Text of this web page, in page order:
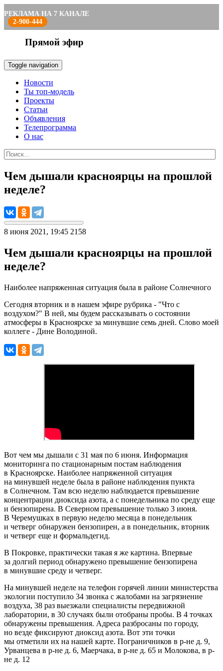
РЕКЛАМА НА 7 КАНАЛЕ
2-900-444
Прямой эфир
Toggle navigation
Новости
Ты топ-модель
Проекты
Статьи
Объявления
Телепрограмма
О нас
Чем дышали красноярцы на прошлой
неделе?
8 июня 2021, 19:45 2158
Чем дышали красноярцы на прошлой
неделе?
Наиболее напряженная ситуация была в районе Солнечного
Сегодня вторник и в нашем эфире рубрика - "Что с
воздухом?" В ней, мы будем рассказывать о состоянии
атмосферы в Красноярске за минувшие семь дней. Слово моей
коллеге - Дине Володиной.
Вот чем мы дышали с 31 мая по 6 июня. Информация
мониторинга по стационарным постам наблюдения
в Красноярске. Наиболее напряженной ситуация
на минувшей неделе была в районе наблюдения пункта
в Солнечном. Там всю неделю наблюдается превышение
концентрации диоксида азота, а с понедельника по среду еще
и бензопирена. В Северном превышение только 3 июня.
В Черемушках в первую неделю месяца в понедельник
и четверг обнаружен бензопирен, а в понедельник, вторник
и четверг еще и формальдегид.
В Покровке, практически такая я же картина. Впервые
за долгий период обнаружено превышение бензопирена
в минувшие среду и четверг.
На минувшей неделе на телефон горячей линии министерства
экологии поступило 34 звонка с жалобами на загрязнение
воздуха, 38 раз выезжали специалисты передвижной
лаборатории, в 30 случаях были отобраны пробы. В 4 точках
обнаружены превышения. Адреса разбросаны по городу,
но везде фиксируют диоксид азота. Вот эти точки
мы отметили их на нашей карте. Пограничников в р-не д. 9,
Урванцева в р-не д. 6, Маерчака, в р-не д. 65 и Молокова, в р-
не д. 12